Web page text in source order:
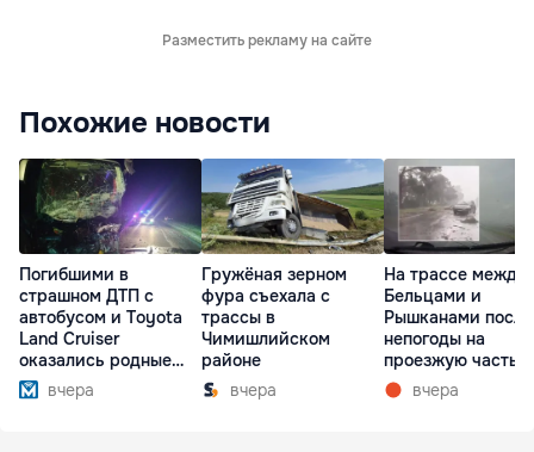
Разместить рекламу на сайте
Похожие новости
Погибшими в
страшном ДТП с
автобусом и Toyota
Land Cruiser
оказались родные
братьявчера
Гружёная зерном
фура съехала с
трассы в
Чимишлийском
районе
вчера
На трассе между
Бельцами и
Рышканами после
непогоды на
проезжую часть
упали деревья
вчера